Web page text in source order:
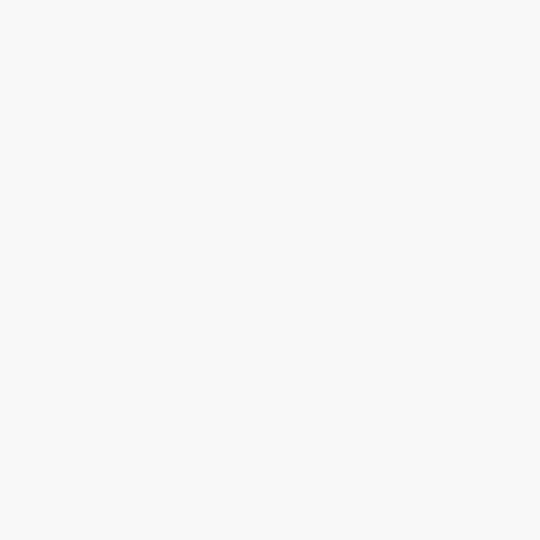
Öffnungszeiten und Informationen zu
erfolgt sind.
Raum werden aufgegriffen.